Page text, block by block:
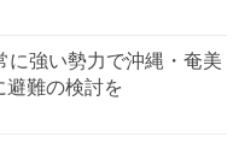
強い勢力で沖縄・奄美
難の検討を